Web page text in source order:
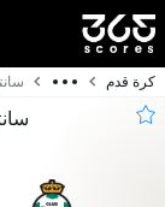
كرة قدم